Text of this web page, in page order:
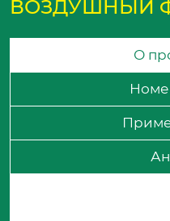
ВОЗДУШНЫЙ
О